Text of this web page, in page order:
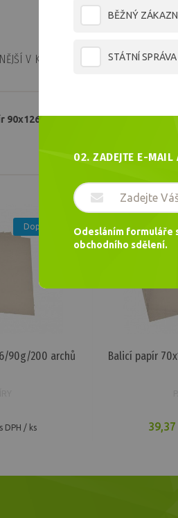
V KATEGORII
90x126/90g/200 archů
Skladem
Doporučujeme
90g/200 archů
s DPH / ks
Balicí papír
39,37
BĚŽNÝ
STÁTNÍ
02. ZADEJTE E-MAIL
Odesláním formuláře
obchodního sdělení.